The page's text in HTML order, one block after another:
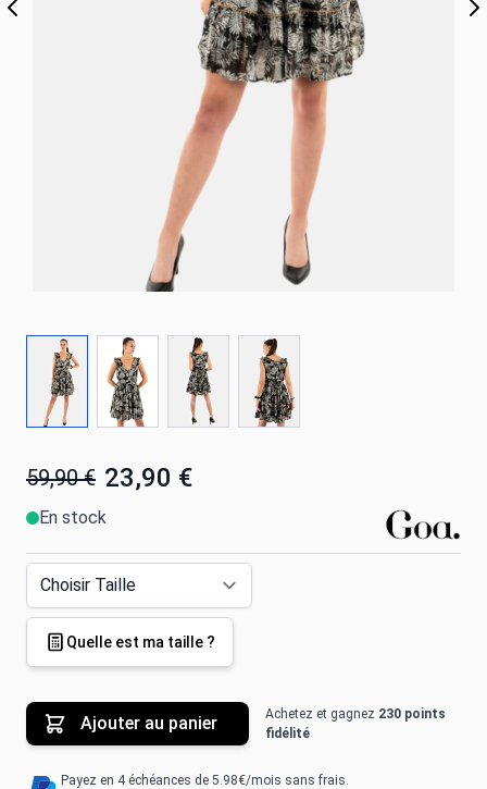
59,90 € 23,90 €
En stock
Quelle est ma taille ?
Ajouter au panier Achetez et gagnez 230 points
fidélité
Payez en 4 échéances de 5.98€/mois sans frais.